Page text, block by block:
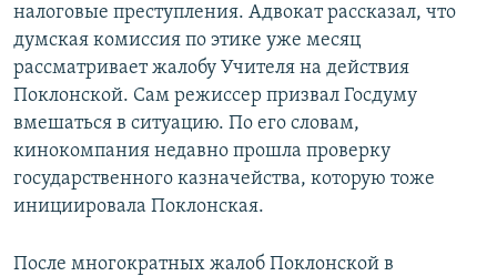
налоговые преступления. Адвокат рассказал, что
думская комиссия по этике уже месяц
рассматривает жалобу Учителя на действия
Поклонской. Сам режиссер призвал Госдуму
вмешаться в ситуацию. По его словам,
кинокомпания недавно прошла проверку
государственного казначейства, которую тоже
инициировала Поклонская.
После многократных жалоб Поклонской в